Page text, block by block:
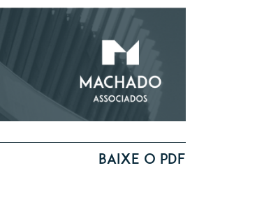
Baixe o PDF